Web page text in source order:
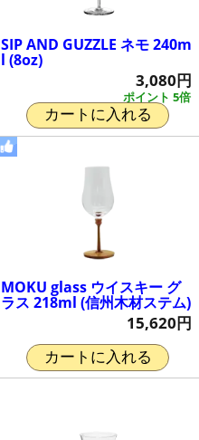
SIP AND GUZZLE ネモ 240m
l (8oz)
ポイント 5倍
3,080円
カートに入れる
MOKU glass ウイスキー グ
ラス 218ml (信州木材ステム)
15,620円
カートに入れる